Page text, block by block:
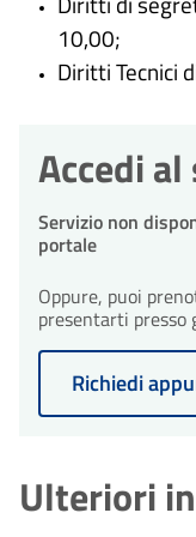
10,00;
Diritti Tecnici
Accedi
Servizio non
portale
Oppure, puoi
presentarti presso
Richiedi
Ulteriori